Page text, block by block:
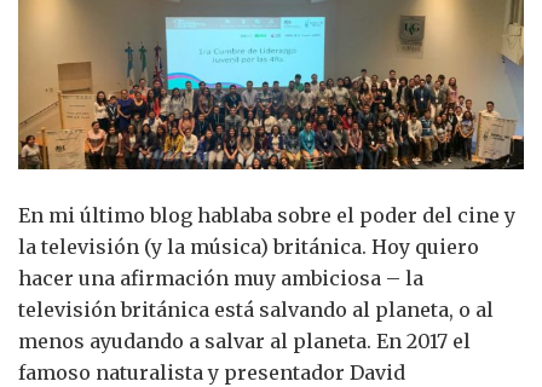
En mi último blog hablaba sobre el poder del cine y
la televisión (y la música) británica. Hoy quiero
hacer una afirmación muy ambiciosa – la
televisión británica está salvando al planeta, o al
menos ayudando a salvar al planeta. En 2017 el
famoso naturalista y presentador David